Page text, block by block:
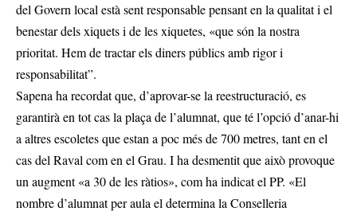
del Govern local està sent responsable pensant en la qualitat i el
benestar dels xiquets i de les xiquetes, «que són la nostra
prioritat. Hem de tractar els diners públics amb rigor i
responsabilitat”.
Sapena ha recordat que, d’aprovar-se la reestructuració, es
garantirà en tot cas la plaça de l’alumnat, que té l’opció d’anar-hi
a altres escoletes que estan a poc més de 700 metres, tant en el
cas del Raval com en el Grau. I ha desmentit que això provoque
un augment «a 30 de les ràtios», com ha indicat el PP. «El
nombre d’alumnat per aula el determina la Conselleria